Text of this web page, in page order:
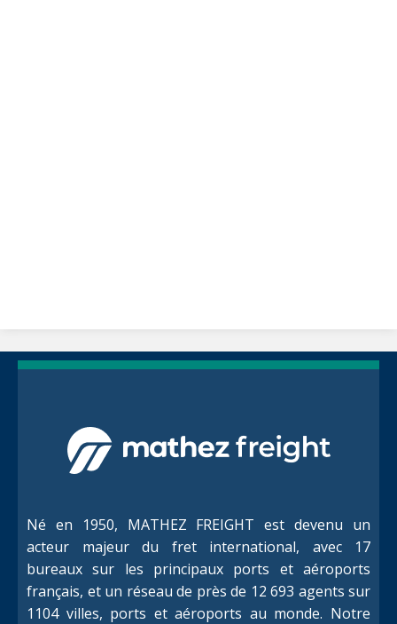
Né en 1950, MATHEZ FREIGHT est devenu un
acteur majeur du fret international, avec 17
bureaux sur les principaux ports et aéroports
français, et un réseau de près de 12 693 agents sur
1104 villes, ports et aéroports au monde. Notre